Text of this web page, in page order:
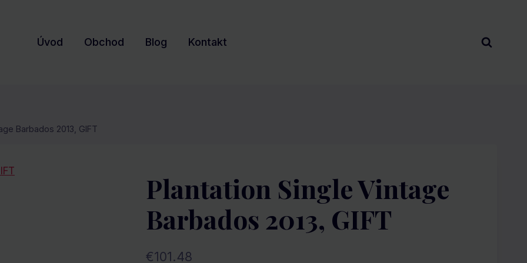
Úvod Obchod Blog Kontakt
Barbados 2013, GIFT
Plantation Single Vintage
Barbados 2013, GIFT
€101.48